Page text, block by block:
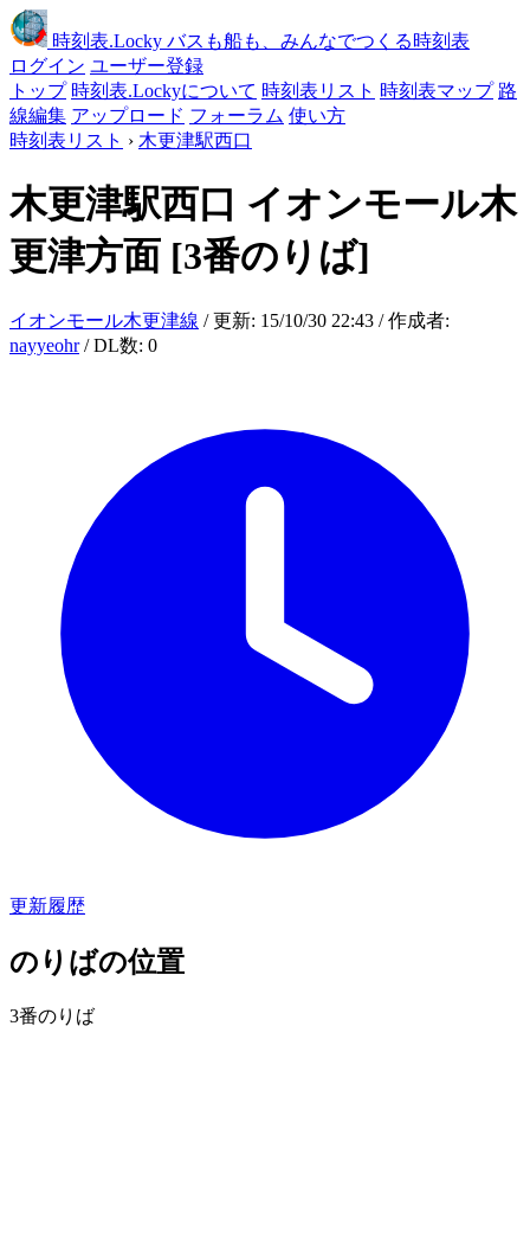
時刻表.Locky バスも船も、みんなでつくる時刻表
ログイン ユーザー登録
トップ 時刻表.Lockyについて 時刻表リスト 時刻表マップ 路
線編集 アップロード フォーラム 使い方
時刻表リスト › 木更津駅西口
木更津駅西口 イオンモール木
更津方面 [3番のりば]
イオンモール木更津線 / 更新: 15/10/30 22:43 / 作成者:
nayyeohr/ DL数: 0
更新履歴
のりばの位置
3番のりば